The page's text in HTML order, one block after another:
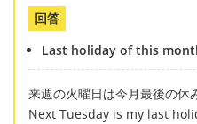
回答
Last holiday of this
来週の火曜日は今月最後の休
Next Tuesday is my last